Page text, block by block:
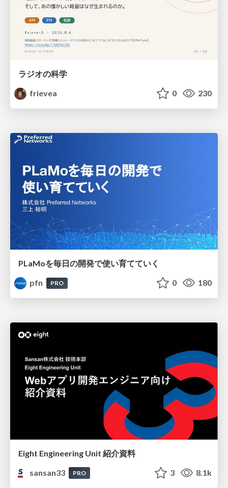
ラジオの科学
frievea
0 230
PLaMoを毎日の開発で使い育てていく
pfn
PRO 0 180
Eight Engineering Unit 紹介資料
sansan33
PRO 3 8.1k